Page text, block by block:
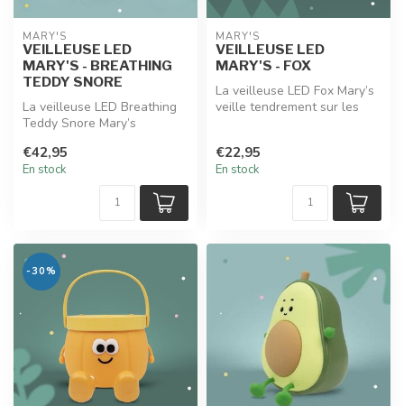
MARY'S
VEILLEUSE LED
MARY'S - BREATHING
TEDDY SNORE
La veilleuse LED Breathing
Teddy Snore Mary’s
vers le som...
€42,95
En stock
MARY'S
VEILLEUSE LED
MARY'S - FOX
La veilleuse LED Fox Mary’s
veille tendrement sur les
€22,95
En stock
-30%